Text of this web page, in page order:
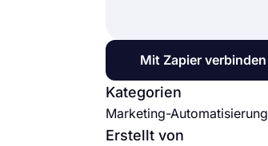
Mit Zapier verbinden
Kategorien
Marketing-Automatisierung
Erstellt von